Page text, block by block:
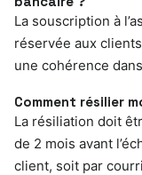
La souscription à
réservée aux
une cohérence
Comment résilier
La résiliation doit
de 2 mois avant
client, soit par